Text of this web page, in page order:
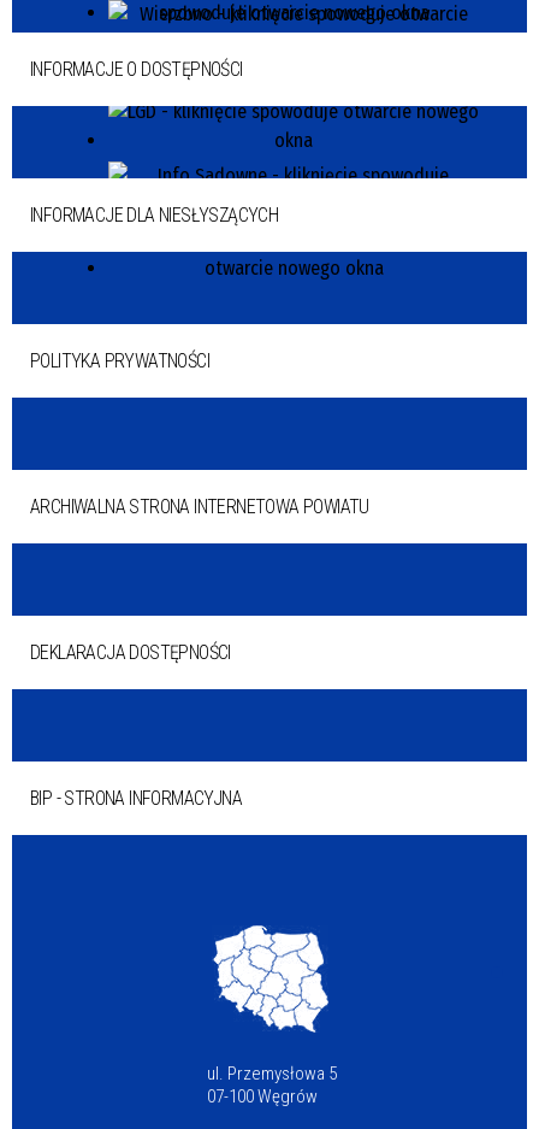
INFORMACJE O DOSTĘPNOŚCI
INFORMACJE DLA NIESŁYSZĄCYCH
POLITYKA PRYWATNOŚCI
ARCHIWALNA STRONA INTERNETOWA POWIATU
DEKLARACJA DOSTĘPNOŚCI
BIP - STRONA INFORMACYJNA
ul. Przemysłowa 5
07-100 Węgrów